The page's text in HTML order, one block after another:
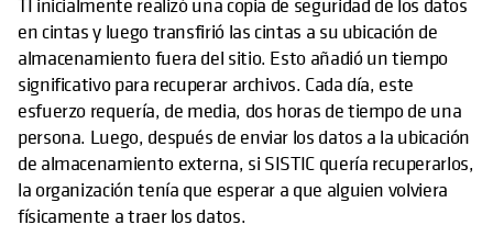
TI inicialmente realizó una copia de seguridad de los datos
en cintas y luego transfirió las cintas a su ubicación de
almacenamiento fuera del sitio. Esto añadió un tiempo
significativo para recuperar archivos. Cada día, este
esfuerzo requería, de media, dos horas de tiempo de una
persona. Luego, después de enviar los datos a la ubicación
de almacenamiento externa, si SISTIC quería recuperarlos,
la organización tenía que esperar a que alguien volviera
físicamente a traer los datos.